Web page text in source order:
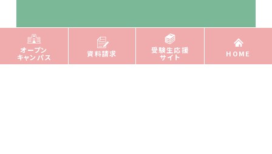
オープン
キャンパス 資料請求 受験生応援
サイト HOME